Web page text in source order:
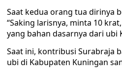
Saat kedua orang tua dirinya
“Saking larisnya, minta 10
yang bahan dasarnya dari ubi
Saat ini, kontribusi Surabraja
ubi di Kabupaten Kuningan